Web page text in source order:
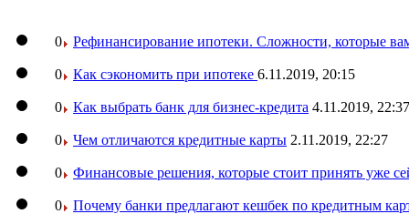
0 Рефинансирование ипотеки. Сложности, которые
0 Как сэкономить при ипотеке 6.11.2019, 20:15
0 Как выбрать банк для бизнес-кредита 4.11.2019, 22:37
0 Чем отличаются кредитные карты 2.11.2019, 22:27
0 Финансовые решения, которые стоит принять уже
0 Почему банки предлагают кешбек по кредитным